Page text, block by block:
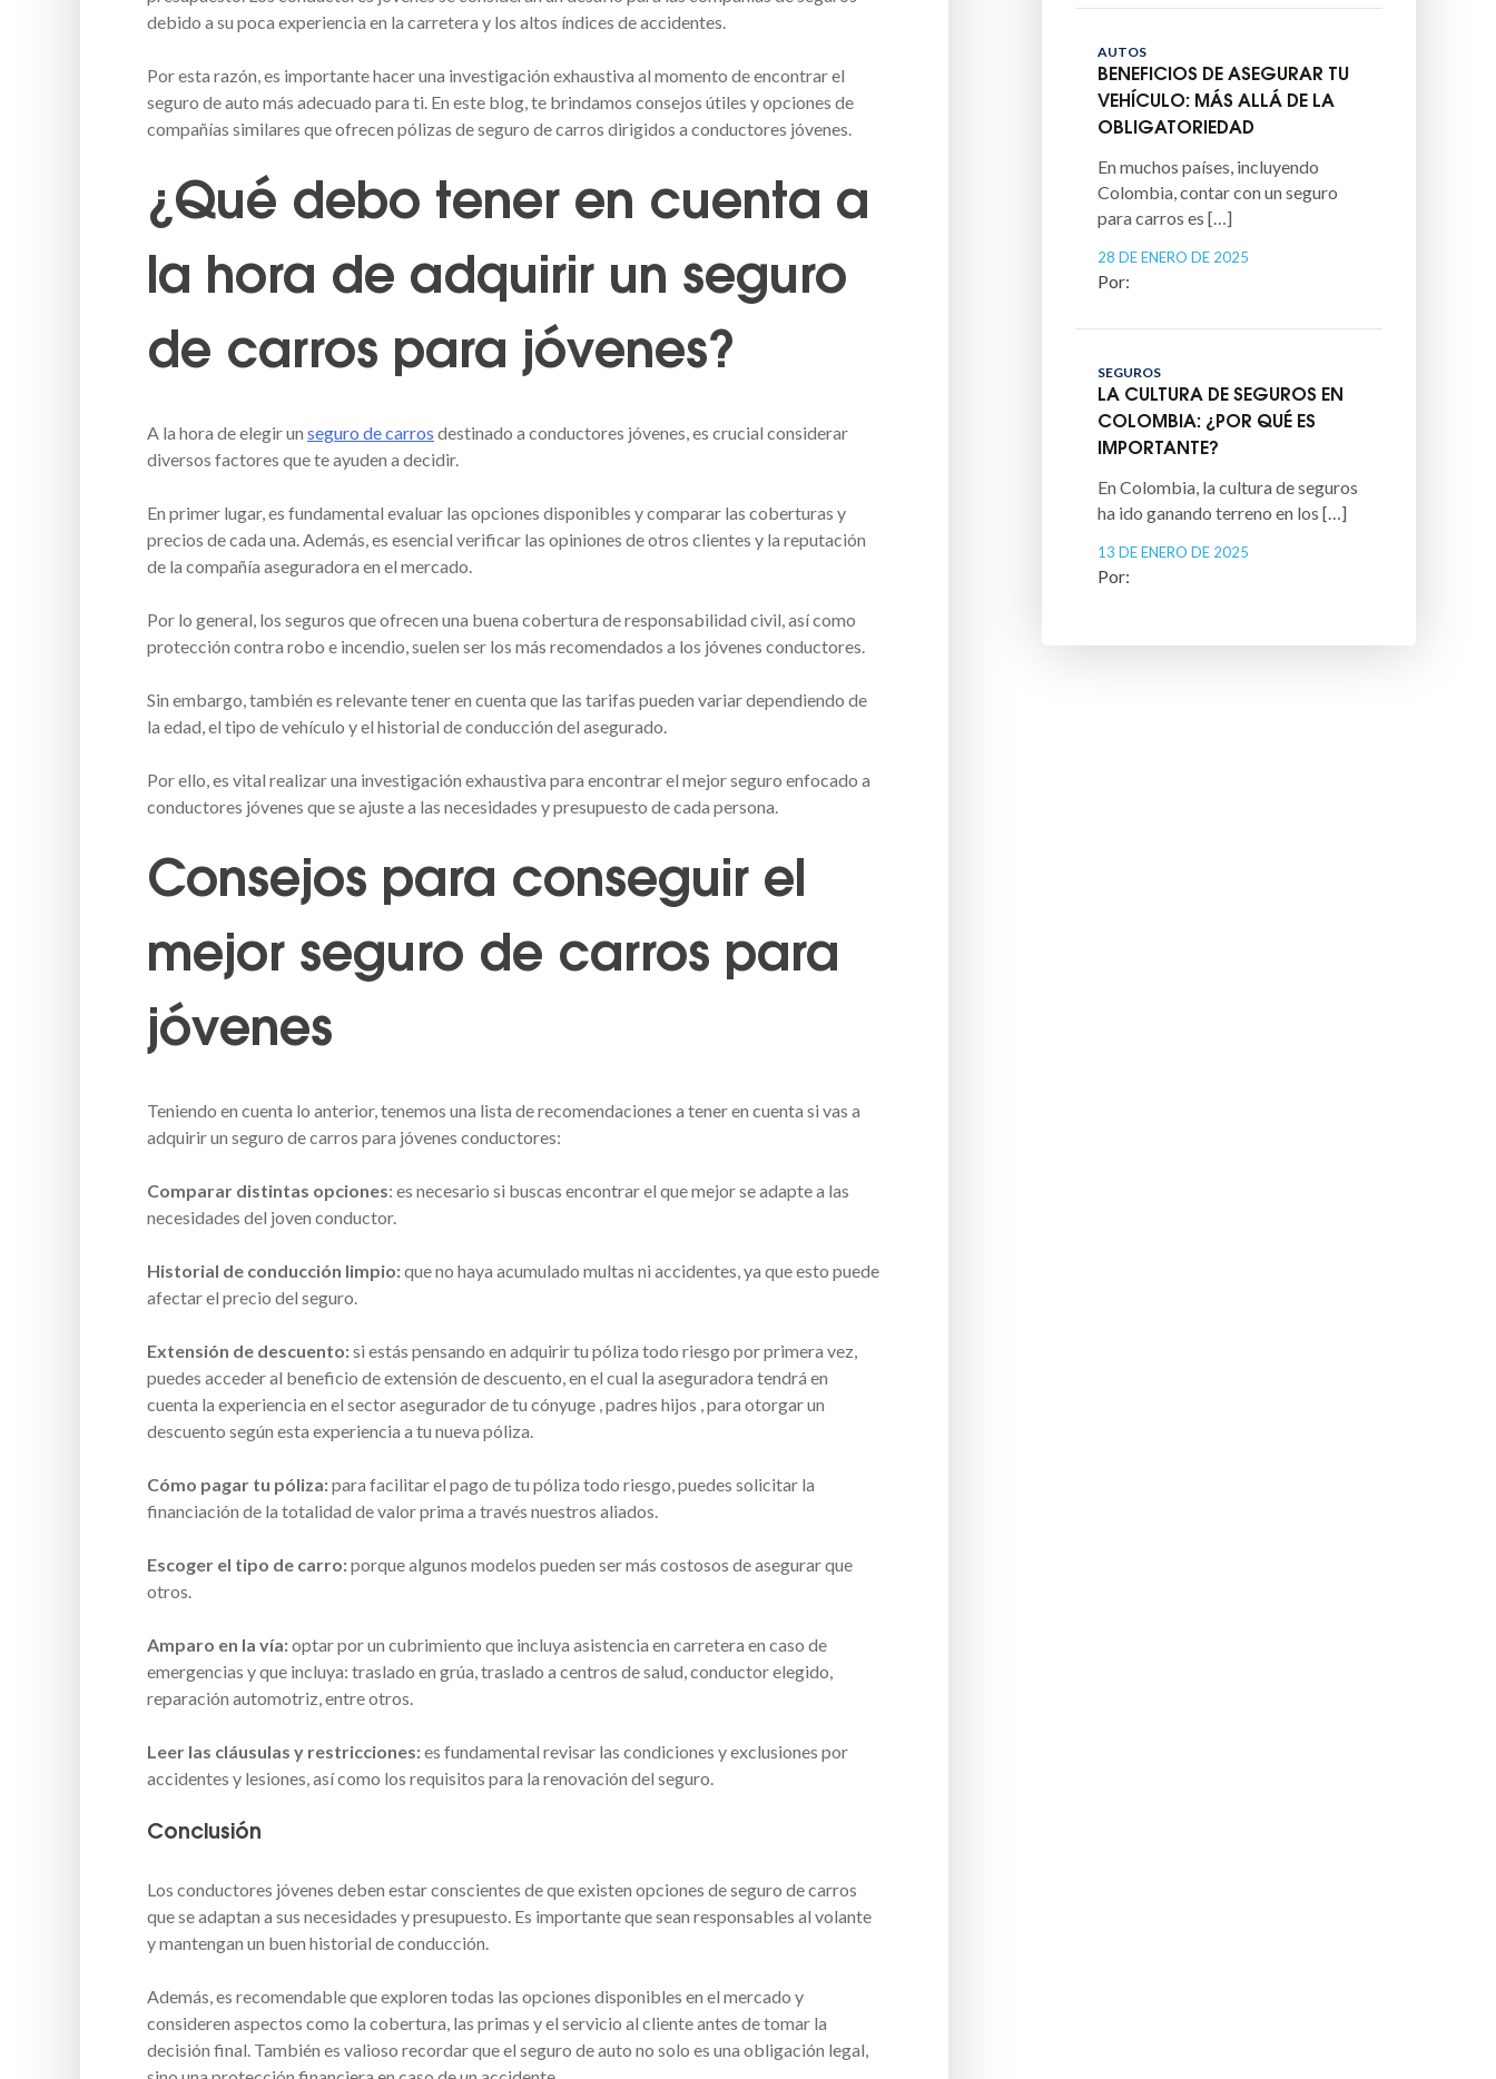
debido a su poca experiencia en la carretera y los altos índices de accidentes.
Por esta razón, es importante hacer una investigación exhaustiva al momento de encontrar el
seguro de auto más adecuado para ti. En este blog, te brindamos consejos útiles y opciones de
compañías similares que ofrecen pólizas de seguro de carros dirigidos a conductores jóvenes.
¿Qué debo tener en cuenta a
la hora de adquirir un seguro
de carros para jóvenes?
A la hora de elegir un seguro de carros destinado a conductores jóvenes, es crucial considerar
diversos factores que te ayuden a decidir.
En primer lugar, es fundamental evaluar las opciones disponibles y comparar las coberturas y
precios de cada una. Además, es esencial verificar las opiniones de otros clientes y la reputación
de la compañía aseguradora en el mercado.
Por lo general, los seguros que ofrecen una buena cobertura de responsabilidad civil, así como
protección contra robo e incendio, suelen ser los más recomendados a los jóvenes conductores.
Sin embargo, también es relevante tener en cuenta que las tarifas pueden variar dependiendo de
la edad, el tipo de vehículo y el historial de conducción del asegurado.
Por ello, es vital realizar una investigación exhaustiva para encontrar el mejor seguro enfocado a
conductores jóvenes que se ajuste a las necesidades y presupuesto de cada persona.
Consejos para conseguir el
mejor seguro de carros para
jóvenes
Teniendo en cuenta lo anterior, tenemos una lista de recomendaciones a tener en cuenta si vas a
adquirir un seguro de carros para jóvenes conductores:
Comparar distintas opciones: es necesario si buscas encontrar el que mejor se adapte a las
necesidades del joven conductor.
Historial de conducción limpio:que no haya acumulado multas ni accidentes, ya que esto puede
afectar el precio del seguro.
Extensión de descuento:si estás pensando en adquirir tu póliza todo riesgo por primera vez,
puedes acceder al beneficio de extensión de descuento, en el cual la aseguradora tendrá en
cuenta la experiencia en el sector asegurador de tu cónyuge , padres hijos , para otorgar un
descuento según esta experiencia a tu nueva póliza.
Cómo pagar tu póliza:para facilitar el pago de tu póliza todo riesgo, puedes solicitar la
financiación de la totalidad de valor prima a través nuestros aliados.
Escoger el tipo de carro:porque algunos modelos pueden ser más costosos de asegurar que
otros.
Amparo en la vía:optar por un cubrimiento que incluya asistencia en carretera en caso de
emergencias y que incluya: traslado en grúa, traslado a centros de salud, conductor elegido,
reparación automotriz, entre otros.
Leer las cláusulas y restricciones:es fundamental revisar las condiciones y exclusiones por
accidentes y lesiones, así como los requisitos para la renovación del seguro.
Conclusión
Los conductores jóvenes deben estar conscientes de que existen opciones de seguro de carros
que se adaptan a sus necesidades y presupuesto. Es importante que sean responsables al volante
y mantengan un buen historial de conducción.
Además, es recomendable que exploren todas las opciones disponibles en el mercado y
consideren aspectos como la cobertura, las primas y el servicio al cliente antes de tomar la
decisión final. También es valioso recordar que el seguro de auto no solo es una obligación legal,
AUTOS
BENEFICIOS DE ASEGURAR TU
VEHÍCULO: MÁS ALLÁ DE LA
OBLIGATORIEDAD
En muchos países, incluyendo
Colombia, contar con un seguro
para carros es […]
28 DE ENERO DE 2025
SEGUROS
LA CULTURA DE SEGUROS EN
COLOMBIA: ¿POR QUÉ ES
IMPORTANTE?
En Colombia, la cultura de seguros
ha ido ganando terreno en los […]
13 DE ENERO DE 2025